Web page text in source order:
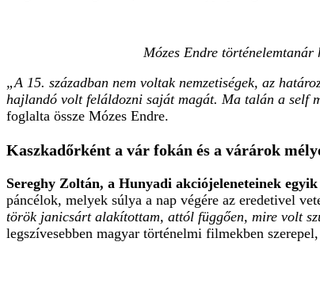
Mózes Endre
„A 15. században nem voltak nemzetiségek, az
hajlandó volt feláldozni saját magát. Ma talán a self
foglalta össze Mózes Endre.
Kaszkadőrként a vár fokán és a várárok
Sereghy Zoltán, a Hunyadi akciójeleneteinek
páncélok, melyek súlya a nap végére az eredetivel
török janicsárt alakítottam, attól függően, mire volt
legszívesebben magyar történelmi filmekben